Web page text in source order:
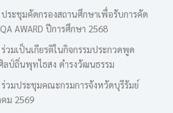
ระชุมคัดกรองสถานศึกษาเพื่อรับการคัด
AWARD ปีการศึกษา 2568
วมเป็นเกียรติในกิจกรรมประกวดพูด
ป์ถิ่นพุทไธสง ดำรงวัฒนธรรม
วมประชุมคณะกรมการจังหวัดบุรีรัมย์
ม 2569